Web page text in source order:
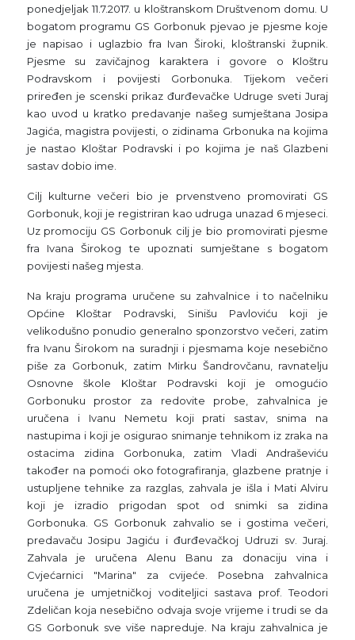
ponedjeljak 11.7.2017. u kloštranskom Društvenom domu. U
bogatom programu GS Gorbonuk pjevao je pjesme koje
je napisao i uglazbio fra Ivan Široki, kloštranski župnik.
Pjesme su zavičajnog karaktera i govore o Kloštru
Podravskom i povijesti Gorbonuka. Tijekom večeri
priređen je scenski prikaz đurđevačke Udruge sveti Juraj
kao uvod u kratko predavanje našeg sumještana Josipa
Jagića, magistra povijesti, o zidinama Grbonuka na kojima
je nastao Kloštar Podravski i po kojima je naš Glazbeni
sastav dobio ime.
Cilj kulturne večeri bio je prvenstveno promovirati GS
Gorbonuk, koji je registriran kao udruga unazad 6 mjeseci.
Uz promociju GS Gorbonuk cilj je bio promovirati pjesme
fra Ivana Širokog te upoznati sumještane s bogatom
povijesti našeg mjesta.
Na kraju programa uručene su zahvalnice i to načelniku
Općine Kloštar Podravski, Sinišu Pavloviću koji je
velikodušno ponudio generalno sponzorstvo večeri, zatim
fra Ivanu Širokom na suradnji i pjesmama koje nesebično
piše za Gorbonuk, zatim Mirku Šandrovčanu, ravnatelju
Osnovne škole Kloštar Podravski koji je omogućio
Gorbonuku prostor za redovite probe, zahvalnica je
uručena i Ivanu Nemetu koji prati sastav, snima na
nastupima i koji je osigurao snimanje tehnikom iz zraka na
ostacima zidina Gorbonuka, zatim Vladi Andraševiću
također na pomoći oko fotografiranja, glazbene pratnje i
ustupljene tehnike za razglas, zahvala je išla i Mati Alviru
koji je izradio prigodan spot od snimki sa zidina
Gorbonuka. GS Gorbonuk zahvalio se i gostima večeri,
predavaču Josipu Jagiću i đurđevačkoj Udruzi sv. Juraj.
Zahvala je uručena Alenu Banu za donaciju vina i
Cvjećarnici "Marina" za cvijeće. Posebna zahvalnica
uručena je umjetničkoj voditeljici sastava prof. Teodori
Zdeličan koja nesebično odvaja svoje vrijeme i trudi se da
GS Gorbonuk sve više napreduje. Na kraju zahvalnica je